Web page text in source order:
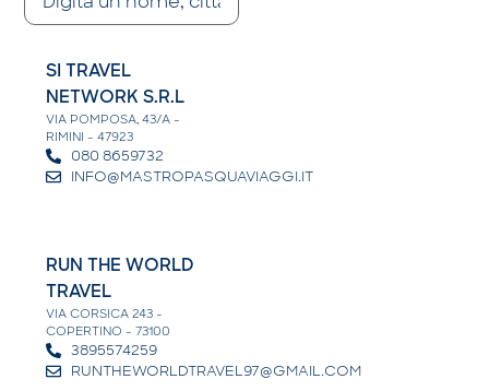
SI TRAVEL
NETWORK S.R.L
VIA POMPOSA, 43/A -
RIMINI - 47923
080 8659732
INFO@MASTROPASQUAVIAGGI.IT
RUN THE WORLD
TRAVEL
VIA CORSICA 243 -
COPERTINO - 73100
3895574259
RUNTHEWORLDTRAVEL97@GMAIL.COM